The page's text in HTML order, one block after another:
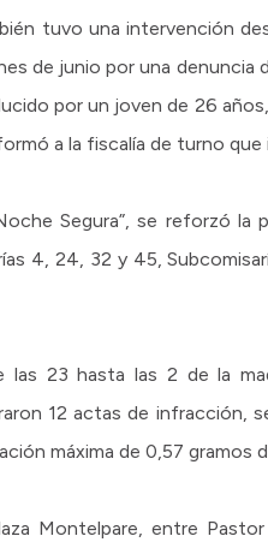
tuvo una intervención
de junio por una
por un joven de 26
a la fiscalía de turno
Segura”, se reforzó
4, 24, 32 y 45,
23 hasta las 2 de la
12 actas de
máxima de 0,57 gramos
Montelpare, entre